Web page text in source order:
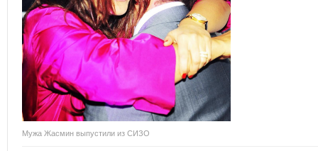
Мужа Жасмин выпустили из СИЗО